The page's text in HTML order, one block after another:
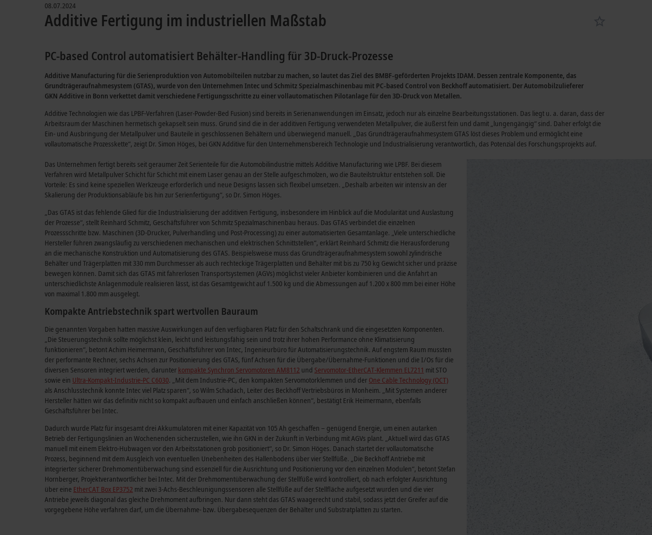
08.07.2024
Additive Fertigung im industriellen Maßstab
PC-based Control automatisiert Behälter-Handling für 3D-Druck-Prozesse
Additive Manufacturing für die Serienproduktion von Automobilteilen nutzbar zu machen, so lautet das Ziel des BMBF-geförderten Projekts IDAM. Dessen zentrale Komponente, das
Grundträgeraufnahmesystem (GTAS), wurde von den Unternehmen Intec und Schmitz Spezialmaschinenbau mit PC-based Control von Beckhoff automatisiert. Der Automobilzulieferer
GKN Additive in Bonn verkettet damit verschiedene Fertigungsschritte zu einer vollautomatischen Pilotanlage für den 3D-Druck von Metallen.
Additive Technologien wie das LPBF-Verfahren (Laser-Powder-Bed Fusion) sind bereits in Serienanwendungen im Einsatz, jedoch nur als einzelne Bearbeitungsstationen. Das liegt u. a. daran, dass der
Arbeitsraum der Maschinen hermetisch gekapselt sein muss. Grund sind die in der additiven Fertigung verwendeten Metallpulver, die äußerst fein und damit „lungengängig“ sind. Daher erfolgt die
Ein- und Ausbringung der Metallpulver und Bauteile in geschlossenen Behältern und überwiegend manuell. „Das Grundträgeraufnahmesystem GTAS löst dieses Problem und ermöglicht eine
vollautomatische Prozesskette“, zeigt Dr. Simon Höges, bei GKN Additive für den Unternehmensbereich Technologie und Industrialisierung verantwortlich, das Potenzial des Forschungsprojekts auf.
Das Unternehmen fertigt bereits seit geraumer Zeit Serienteile für die Automobilindustrie mittels Additive Manufacturing wie LPBF. Bei diesem
Verfahren wird Metallpulver Schicht für Schicht mit einem Laser genau an der Stelle aufgeschmolzen, wo die Bauteilstruktur entstehen soll. Die
Vorteile: Es sind keine speziellen Werkzeuge erforderlich und neue Designs lassen sich flexibel umsetzen. „Deshalb arbeiten wir intensiv an der
Skalierung der Produktionsabläufe bis hin zur Serienfertigung“, so Dr. Simon Höges.
„Das GTAS ist das fehlende Glied für die Industrialisierung der additiven Fertigung, insbesondere im Hinblick auf die Modularität und Auslastung
der Prozesse“, stellt Reinhard Schmitz, Geschäftsführer von Schmitz Spezialmaschinenbau heraus. Das GTAS verbindet die einzelnen
Prozessschritte bzw. Maschinen (3D-Drucker, Pulverhandling und Post-Processing) zu einer automatisierten Gesamtanlage. „Viele unterschiedliche
Hersteller führen zwangsläufig zu verschiedenen mechanischen und elektrischen Schnittstellen“, erklärt Reinhard Schmitz die Herausforderung
an die mechanische Konstruktion und Automatisierung des GTAS. Beispielsweise muss das Grundträgeraufnahmesystem sowohl zylindrische
Behälter und Trägerplatten mit 330 mm Durchmesser als auch rechteckige Trägerplatten und Behälter mit bis zu 750 kg Gewicht sicher und präzise
bewegen können. Damit sich das GTAS mit fahrerlosen Transportsystemen (AGVs) möglichst vieler Anbieter kombinieren und die Anfahrt an
unterschiedlichste Anlagenmodule realisieren lässt, ist das Gesamtgewicht auf 1.500 kg und die Abmessungen auf 1.200 x 800 mm bei einer Höhe
von maximal 1.800 mm ausgelegt.
Kompakte Antriebstechnik spart wertvollen Bauraum
Die genannten Vorgaben hatten massive Auswirkungen auf den verfügbaren Platz für den Schaltschrank und die eingesetzten Komponenten.
„Die Steuerungstechnik sollte möglichst klein, leicht und leistungsfähig sein und trotz ihrer hohen Performance ohne Klimatisierung
funktionieren“, betont Achim Heimermann, Geschäftsführer von Intec, Ingenieurbüro für Automatisierungstechnik. Auf engstem Raum mussten
der performante Rechner, sechs Achsen zur Positionierung des GTAS, fünf Achsen für die Übergabe/Übernahme-Funktionen und die I/Os für die
diversen Sensoren integriert werden, darunter kompakte Synchron Servomotoren AM8112 und Servomotor-EtherCAT-Klemmen EL7211 mit STO
sowie ein Ultra-Kompakt-Industrie-PC C6030. „Mit dem Industrie-PC, den kompakten Servomotorklemmen und der One Cable Technology (OCT)
als Anschlusstechnik konnte Intec viel Platz sparen“, so Wilm Schadach, Leiter des Beckhoff Vertriebsbüros in Monheim. „Mit Systemen anderer
Hersteller hätten wir das definitiv nicht so kompakt aufbauen und einfach anschließen können“, bestätigt Erik Heimermann, ebenfalls
Geschäftsführer bei Intec.
Dadurch wurde Platz für insgesamt drei Akkumulatoren mit einer Kapazität von 105 Ah geschaffen – genügend Energie, um einen autarken
Betrieb der Fertigungslinien an Wochenenden sicherzustellen, wie ihn GKN in der Zukunft in Verbindung mit AGVs plant. „Aktuell wird das GTAS
manuell mit einem Elektro-Hubwagen vor den Arbeitsstationen grob positioniert“, so Dr. Simon Höges. Danach startet der vollautomatische
Prozess, beginnend mit dem Ausgleich von eventuellen Unebenheiten des Hallenbodens über vier Stellfüße. „Die Beckhoff Antriebe mit
integrierter sicherer Drehmomentüberwachung sind essenziell für die Ausrichtung und Positionierung vor den einzelnen Modulen“, betont Stefan
Hornberger, Projektverantwortlicher bei Intec. Mit der Drehmomentüberwachung der Stellfüße wird kontrolliert, ob nach erfolgter Ausrichtung
über eine EtherCAT Box EP3752 mit zwei 3-Achs-Beschleunigungssensoren alle Stellfüße auf der Stellfläche aufgesetzt wurden und die vier
Antriebe jeweils diagonal das gleiche Drehmoment aufbringen. Nur dann steht das GTAS waagerecht und stabil, sodass jetzt der Greifer auf die
vorgegebene Höhe verfahren darf, um die Übernahme- bzw. Übergabesequenzen der Behälter und Substratplatten zu starten.